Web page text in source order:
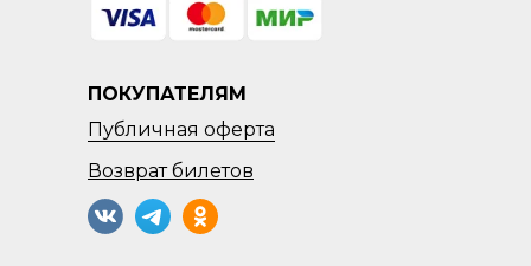
ПОКУПАТЕЛЯМ
Публичная оферта
Возвратбилетов